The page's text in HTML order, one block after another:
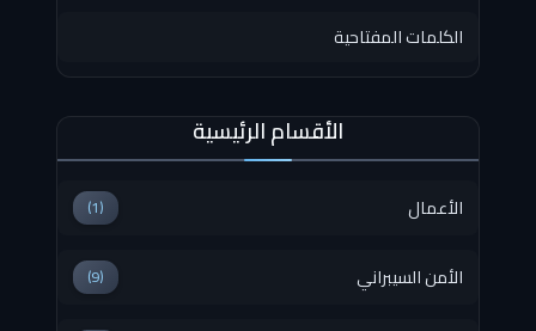
الكلمات المفتاحية
الأقسام الرئيسية
الأعمال (1)
الأمن السيبراني (9)